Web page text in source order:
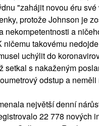
"zahájit novou éru
protože Johnson je
nekompetentnosti a
ničemu takovému
uchýlit do
setkal s nakaženým
odstup a neměli
největší denní
22 778 nových